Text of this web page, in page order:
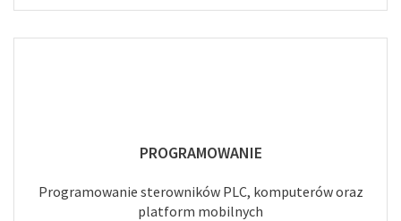
PROGRAMOWANIE
Programowanie sterowników PLC, komputerów oraz
platform mobilnych